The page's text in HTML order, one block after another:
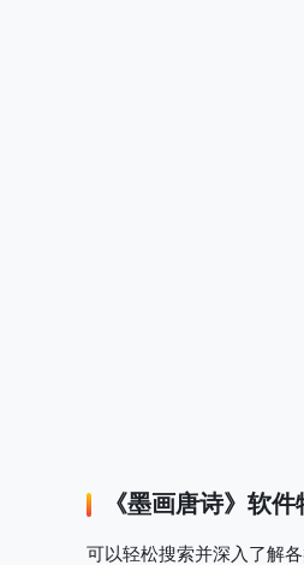
《墨画唐诗》软件
可以轻松搜索并深入了解